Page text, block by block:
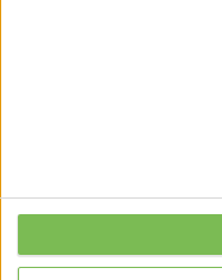
À la une
Violette la comptable